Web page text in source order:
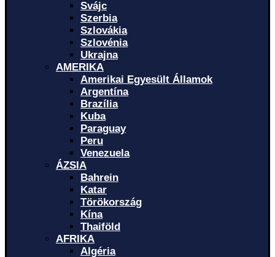
Svájc
Szerbia
Szlovákia
Szlovénia
Ukrajna
AMERIKA
Amerikai Egyesült Államok
Argentína
Brazília
Kuba
Paraguay
Peru
Venezuela
ÁZSIA
Bahrein
Katar
Törökország
Kína
Thaiföld
AFRIKA
Algéria